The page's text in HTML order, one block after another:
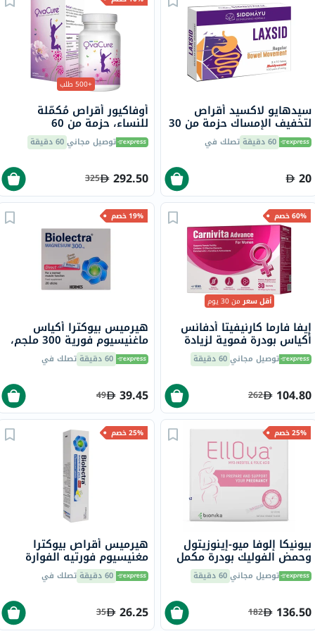
سيدهايو لاكسيد أقراص
لتخفيف الإمساك حزمة من 30
60 دقيقة تصلك في
20
+500 طلب
أوفاكيور أقراص مُكمّلة
للنساء، حزمة من 60
توصيل مجاني60 دقيقة
292.50
325
60% خصم
أقل سعرمن 30 يوم
إيفا فارما كارنيفيتا أدفانس
أكياس بودرة فموية لزيادة
الخصوبة للنساء، حزمة من 30
توصيل مجاني60 دقيقة
104.80
262
19% خصم
هيرميس بيوكترا أكياس
ماغنيسيوم فورية 300 ملجم،
20 قطعة 60 دقيقة تصلك في
39.45
49
25% خصم
بيونيكا إلوفا ميو-إينوزيتول
وحمض الفوليك بودرة مكمل
غذائي للنساء قابلة للذوبان
في الفم 3 جرام، حزمة من 30توصيل مجاني60 دقيقة
136.50
182
25% خصم
هيرميس أقراص بيوكترا
مغنيسيوم فورتيه الفوارة
بتركيز 243 ملجمم 20 قرص 60 دقيقة تصلك في
26.25
35